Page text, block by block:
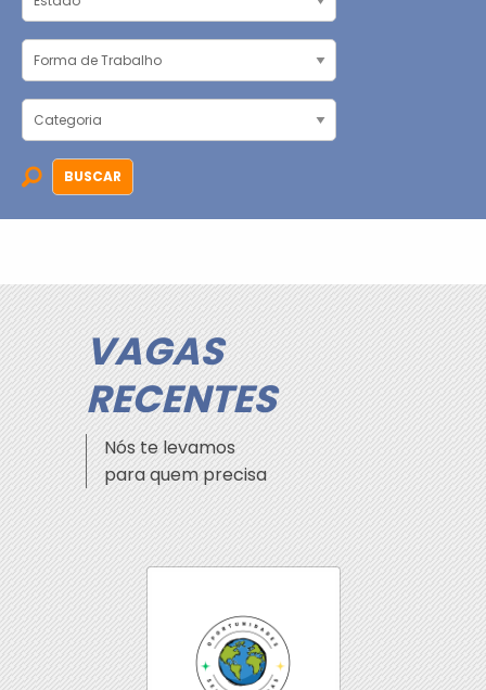
VAGAS
RECENTES
Nós te levamos
para quem precisa